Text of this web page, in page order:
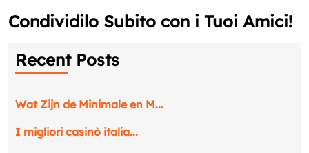
Condividilo Subito con i Tuoi Amici!
Recent Posts
Wat Zijn de Minimale en M...
I migliori casinò italia...